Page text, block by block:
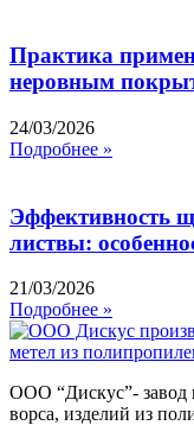
Практика
неровным
24/03/2026
Подробнее »
Эффективность
листвы:
21/03/2026
Подробнее »
ООО “Дискус”- завод
ворса, изделий из